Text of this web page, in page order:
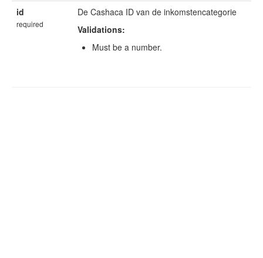
id
required
De Cashaca ID van de inkomstencategorie
Validations:
Must be a number.